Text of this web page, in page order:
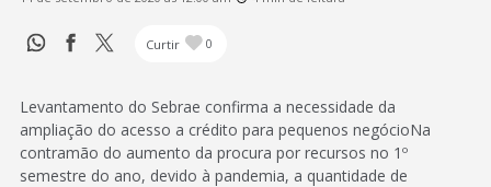
Curtir 0
Levantamento do Sebrae confirma a necessidade da
ampliação do acesso a crédito para pequenos negócioNa
contramão do aumento da procura por recursos no 1º
semestre do ano, devido à pandemia, a quantidade de